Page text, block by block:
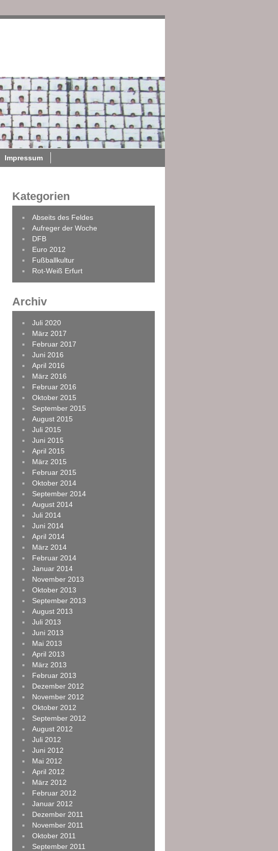
Impressum
Kategorien
Abseits des Feldes
Aufreger der Woche
DFB
Euro 2012
Fußballkultur
Rot-Weiß Erfurt
Archiv
Juli 2020
März 2017
Februar 2017
Juni 2016
April 2016
März 2016
Februar 2016
Oktober 2015
September 2015
August 2015
Juli 2015
Juni 2015
April 2015
März 2015
Februar 2015
Oktober 2014
September 2014
August 2014
Juli 2014
Juni 2014
April 2014
März 2014
Februar 2014
Januar 2014
November 2013
Oktober 2013
September 2013
August 2013
Juli 2013
Juni 2013
Mai 2013
April 2013
März 2013
Februar 2013
Dezember 2012
November 2012
Oktober 2012
September 2012
August 2012
Juli 2012
Juni 2012
Mai 2012
April 2012
März 2012
Februar 2012
Januar 2012
Dezember 2011
November 2011
Oktober 2011
September 2011